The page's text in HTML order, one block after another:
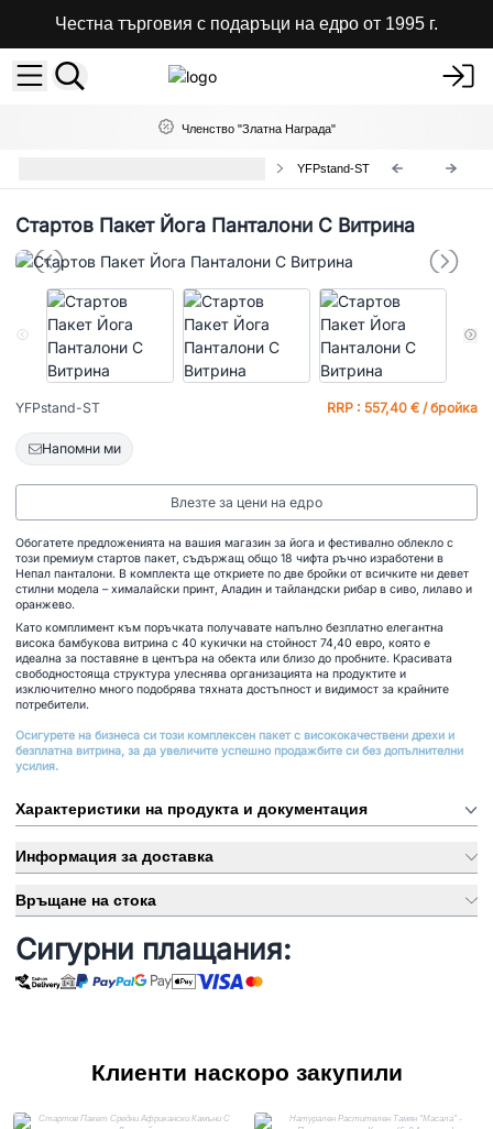
Честна търговия с подаръци на едро от 1995 г.
Членство "Златна Награда"
YFPstand-ST
Стартов Пакет Йога Панталони С Витрина
YFPstand-ST RRP : 557,40 € / бройка
Напомни ми
Влезте за цени на едро
Обогатете предложенията на вашия магазин за йога и фестивално облекло с
този премиум стартов пакет, съдържащ общо 18 чифта ръчно изработени в
Непал панталони. В комплекта ще откриете по две бройки от всичките ни девет
стилни модела – хималайски принт, Аладин и тайландски рибар в сиво, лилаво и
оранжево.
Като комплимент към поръчката получавате напълно безплатно елегантна
висока бамбукова витрина с 40 кукички на стойност 74,40 евро, която е
идеална за поставяне в центъра на обекта или близо до пробните. Красивата
свободностояща структура улеснява организацията на продуктите и
изключително много подобрява тяхната достъпност и видимост за крайните
потребители.
Осигурете на бизнеса си този комплексен пакет с висококачествени дрехи и
безплатна витрина, за да увеличите успешно продажбите си без допълнителни
усилия.
Характеристики на продукта и документация
Информация за доставка
Връщане на стока
Сигурни плащания:
Клиенти наскоро закупили